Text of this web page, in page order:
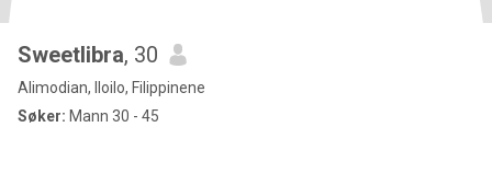
Sweetlibra, 30
Alimodian, Iloilo, Filippinene
Søker: Mann 30 - 45